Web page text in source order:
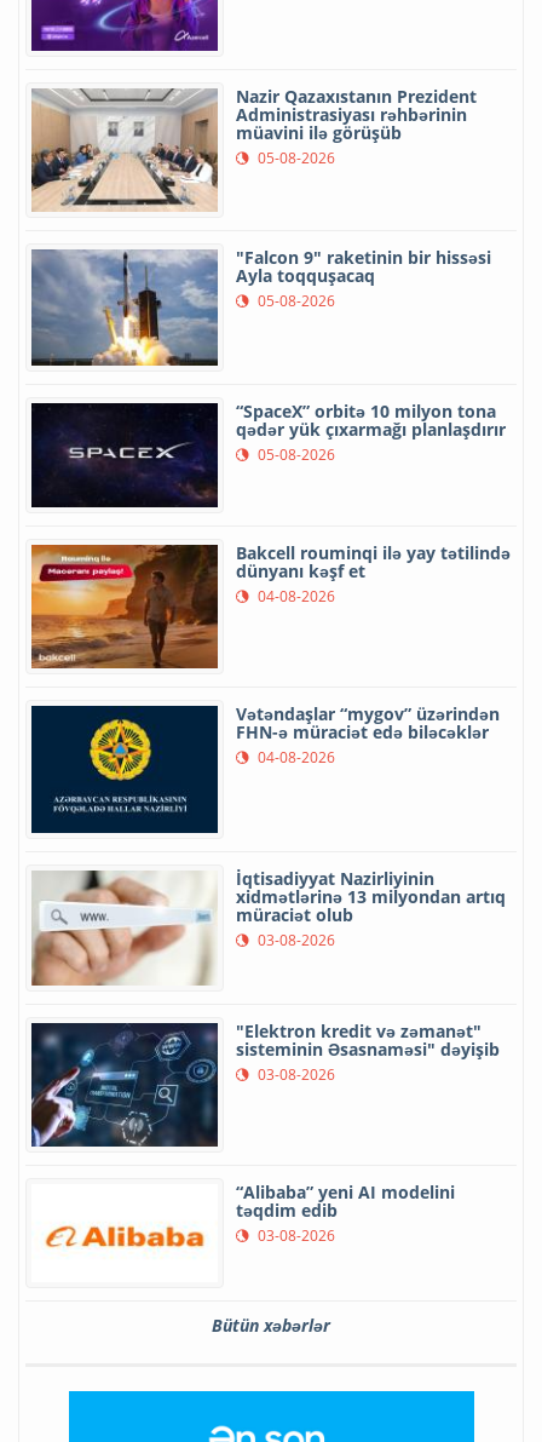
Nazir Qazaxıstanın Prezident
Administrasiyası rəhbərinin
müavini ilə görüşüb
05-08-2026
"Falcon 9" raketinin bir hissəsi
Ayla toqquşacaq
05-08-2026
“SpaceX” orbitə 10 milyon tona
qədər yük çıxarmağı planlaşdırır
05-08-2026
Bakcell rouminqi ilə yay tətilində
dünyanı kəşf et
04-08-2026
Vətəndaşlar “mygov” üzərindən
FHN-ə müraciət edə biləcəklər
04-08-2026
İqtisadiyyat Nazirliyinin
xidmətlərinə 13 milyondan artıq
müraciət olub
03-08-2026
"Elektron kredit və zəmanət"
sisteminin Əsasnaməsi" dəyişib
03-08-2026
“Alibaba” yeni AI modelini
təqdim edib
03-08-2026
Bütün xəbərlər